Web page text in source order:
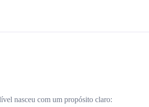
nasceu com um propósito claro: